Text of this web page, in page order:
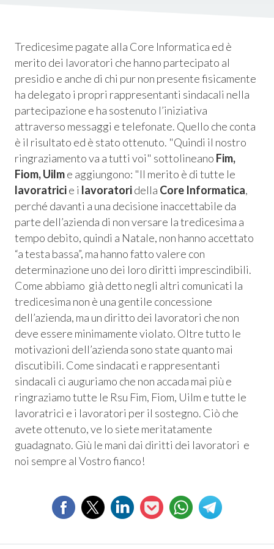
Tredicesime pagate alla Core Informatica ed è
merito dei lavoratori che hanno partecipato al
presidio e anche di chi pur non presente fisicamente
ha delegato i propri rappresentanti sindacali nella
partecipazione e ha sostenuto l’iniziativa
attraverso messaggi e telefonate. Quello che conta
è il risultato ed è stato ottenuto. "Quindi il nostro
ringraziamento va a tutti voi" sottolineano Fim,
Fiom, Uilme aggiungono: "Il merito è di tutte le
lavoratricie i lavoratoridella Core Informatica,
perché davanti a una decisione inaccettabile da
parte dell’azienda di non versare la tredicesima a
tempo debito, quindi a Natale, non hanno accettato
“a testa bassa”, ma hanno fatto valere con
determinazione uno dei loro diritti imprescindibili.
Come abbiamo già detto negli altri comunicati la
tredicesima non è una gentile concessione
dell’azienda, ma un diritto dei lavoratori che non
deve essere minimamente violato. Oltre tutto le
motivazioni dell’azienda sono state quanto mai
discutibili. Come sindacati e rappresentanti
sindacali ci auguriamo che non accada mai più e
ringraziamo tutte le Rsu Fim, Fiom, Uilm e tutte le
lavoratrici e i lavoratori per il sostegno. Ciò che
avete ottenuto, ve lo siete meritatamente
guadagnato. Giù le mani dai diritti dei lavoratori e
noi sempre al Vostro fianco!